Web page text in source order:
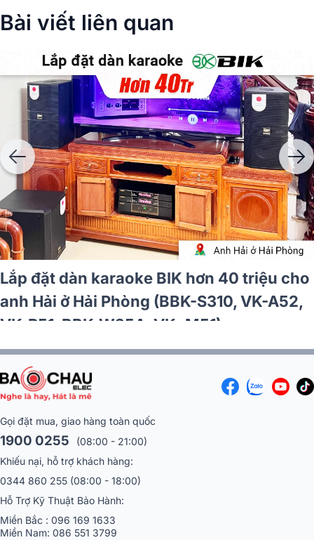
Bài viết liên quan
Lắp đặt dàn karaoke BIK hơn 40 triệu cho
anh Hải ở Hải Phòng (BBK-S310, VK-A52,
VK-R51, BBK-W25A, VK- M51)
Gọi đặt mua, giao hàng toàn quốc
1900 0255
(08:00 - 21:00)
Khiếu nại, hỗ trợ khách hàng:
0344 860 255 (08:00 - 18:00)
Hỗ Trợ Kỹ Thuật Bảo Hành:
Miền Bắc : 096 169 1633
Miền Nam: 086 551 3799